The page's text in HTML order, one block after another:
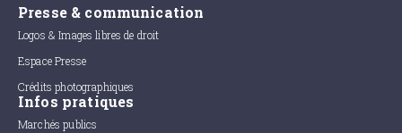
Presse & communication
Logos & Images libres de droit
Espace Presse
Crédits photographiques
Infos pratiques
Marchés publics